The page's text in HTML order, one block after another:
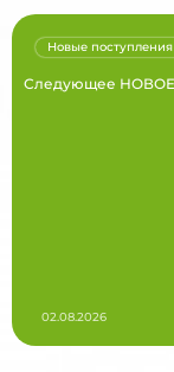
Следующее
Новые поступления
02.08.2026